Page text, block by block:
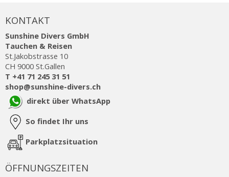
KONTAKT
Sunshine Divers GmbH
Tauchen & Reisen
St.Jakobstrasse 10
CH 9000 St.Gallen
T +41 71 245 31 51
shop@sunshine-divers.ch
direkt über WhatsApp
So findet Ihr uns
Parkplatzsituation
ÖFFNUNGSZEITEN